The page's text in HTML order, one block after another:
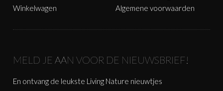
Winkelwagen
Algemene voorwaarden
MELD JE AAN VOOR DE NIEUWSBRIEF!
En ontvang de leukste Living Nature nieuwtjes